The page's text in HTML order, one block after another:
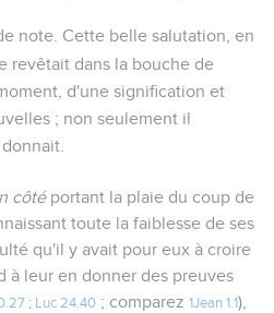
note. Cette belle salutation, en
revêtait dans la bouche de
d'une signification et
; non seulement il
côtéportant la plaie du coup de
toute la faiblesse de ses
qu'il y avait pour eux à croire
à leur en donner des preuves
; Luc 24.40 ; comparez 1Jean 1.1),